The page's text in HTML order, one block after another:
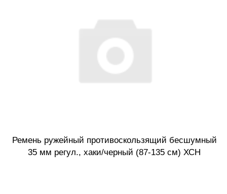
Ремень ружейный противоскользящий бесшумный
35 мм регул., хаки/черный (87-135 см) ХСН